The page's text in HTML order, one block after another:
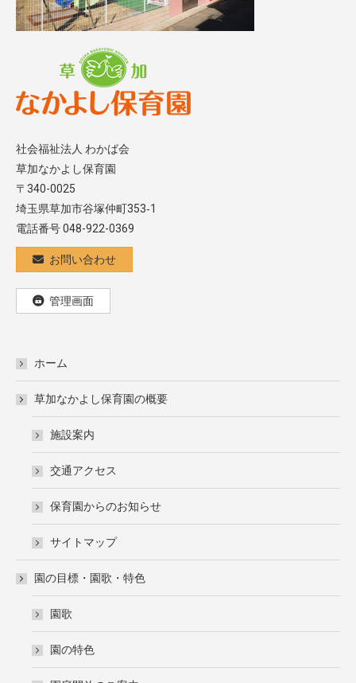
社会福祉法人 わかば会
草加なかよし保育園
〒340-0025
埼玉県草加市谷塚仲町353‐1
電話番号 048-922-0369
お問い合わせ
管理画面
ホーム
草加なかよし保育園の概要
施設案内
交通アクセス
保育園からのお知らせ
サイトマップ
園の目標・園歌・特色
園歌
園の特色